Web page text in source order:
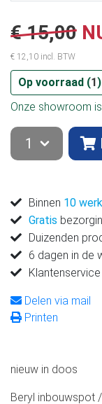
€ 15,00
€ 12,10 incl. BTW
Op voorraad (1)
Onze showroom
Binnen 10
Gratis
Duizenden
6 dagen in de
Delen via mail
Printen
nieuw in doos
Beryl inbouwspot